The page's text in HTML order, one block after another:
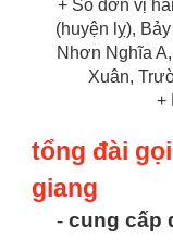
+ Số đơn vị
(huyện lỵ),
Nhơn Nghĩa
Xuân,
+
tổng đài
giang
- cung cấp